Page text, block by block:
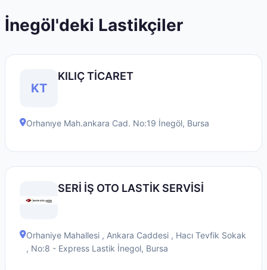
İnegöl'deki Lastikçiler
KT
KILIÇ TİCARET
Orhanıye Mah.ankara Cad. No:19 İnegöl, Bursa
SERİ İŞ OTO LASTİK SERVİSİ
Orhaniye Mahallesi , Ankara Caddesi , Hacı Tevfik Sokak
, No:8 - Express Lastik İnegol, Bursa